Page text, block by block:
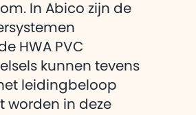
In Abico zijn de
HWA PVC
kunnen tevens
leidingbeloop
worden in deze